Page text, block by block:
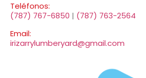
Teléfonos:
(787) 767-6850 | (787) 763-2564
Email:
irizarrylumberyard@gmail.com